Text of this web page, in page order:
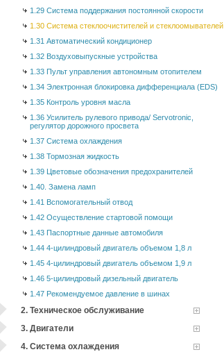
1.29 Система поддержания постоянной скорости
1.30 Система стеклоочистителей и стеклоомывателей
1.31 Автоматический кондиционер
1.32 Воздуховыпускные устройства
1.33 Пульт управления автономным отопителем
1.34 Электронная блокировка дифференциала (EDS)
1.35 Контроль уровня масла
1.36 Усилитель рулевого привода/ Servotronic,
регулятор дорожного просвета
1.37 Система охлаждения
1.38 Тормозная жидкость
1.39 Цветовые обозначения предохранителей
1.40. Замена ламп
1.41 Вспомогательный отвод
1.42 Осуществление стартовой помощи
1.43 Паспортные данные автомобиля
1.44 4-цилиндровый двигатель объемом 1,8 л
1.45 4-цилиндровый двигатель объемом 1,9 л
1.46 5-цилиндровый дизельный двигатель
1.47 Рекомендуемое давление в шинах
2. Техническое обслуживание
3. Двигатели
4. Система охлаждения